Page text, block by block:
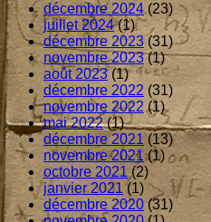
décembre 2024(23)
juillet 2024(1)
décembre 2023(31)
novembre 2023(1)
août 2023(1)
décembre 2022 (31)
novembre 2022 (1)
mai 2022(1)
décembre 2021 (13)
novembre 2021(1)
octobre 2021(2)
janvier 2021(1)
décembre 2020(31)